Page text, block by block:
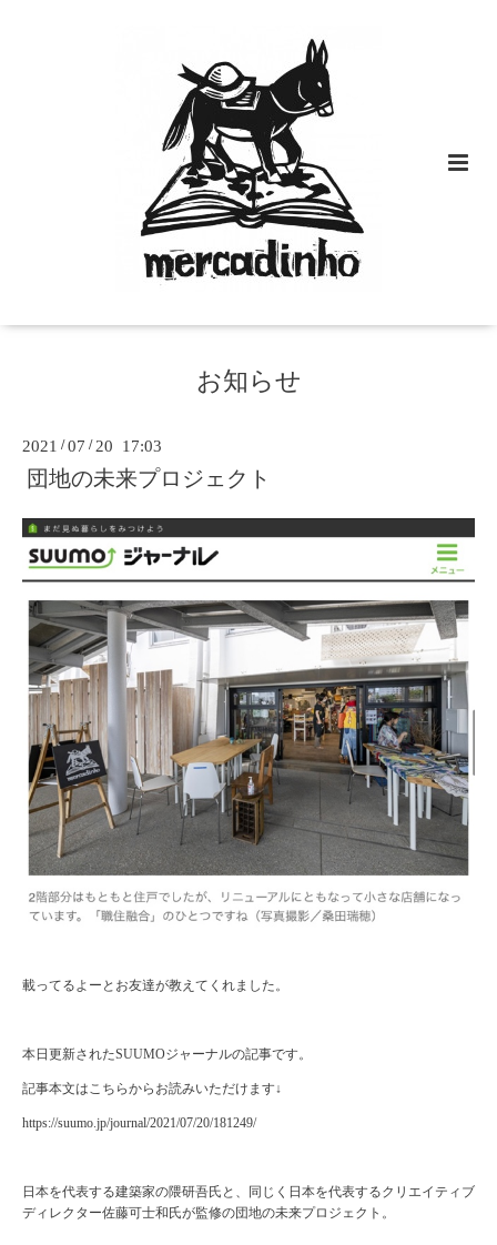
お知らせ
2021 /07 / 20 17:03
団地の未来プロジェクト
載ってるよーとお友達が教えてくれました。
本日更新されたSUUMOジャーナルの記事です。
記事本文はこちらからお読みいただけます↓
https://suumo.jp/journal/2021/07/20/181249/
日本を代表する建築家の隈研吾氏と、同じく日本を代表するクリエイティブ
ディレクター佐藤可士和氏が監修の団地の未来プロジェクト。